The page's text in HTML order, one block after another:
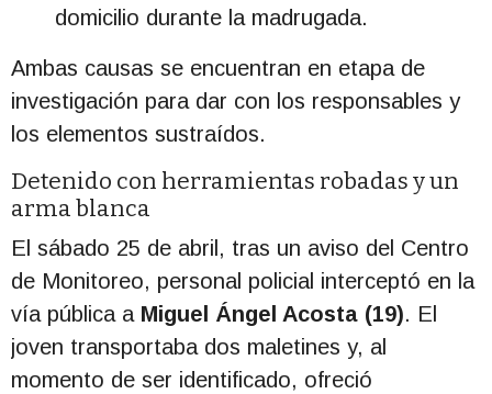
domicilio durante la madrugada.
Ambas causas se encuentran en etapa de
investigación para dar con los responsables y
los elementos sustraídos.
Detenido con herramientas robadas y un
arma blanca
El sábado 25 de abril, tras un aviso del Centro
de Monitoreo, personal policial interceptó en la
vía pública a Miguel Ángel Acosta (19). El
joven transportaba dos maletines y, al
momento de ser identificado, ofreció